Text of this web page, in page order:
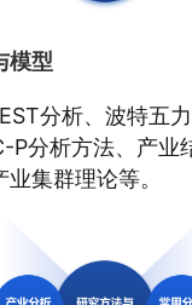
模型
分析、波特五
P分析方法、产业
集群理论等。